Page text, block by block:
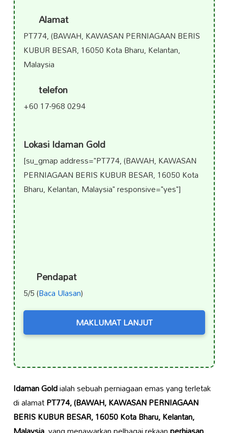
Alamat
PT774, (BAWAH, KAWASAN PERNIAGAAN BERIS
KUBUR BESAR, 16050 Kota Bharu, Kelantan,
Malaysia
telefon
+60 17-968 0294
Lokasi Idaman Gold
[su_gmap address="PT774, (BAWAH, KAWASAN
PERNIAGAAN BERIS KUBUR BESAR, 16050 Kota
Bharu, Kelantan, Malaysia" responsive="yes"]
Pendapat
5/5 (Baca Ulasan)
MAKLUMAT LANJUT
Idaman Goldialah sebuah perniagaan emas yang terletak
di alamatPT774, (BAWAH, KAWASAN PERNIAGAAN
BERIS KUBUR BESAR, 16050 Kota Bharu, Kelantan,